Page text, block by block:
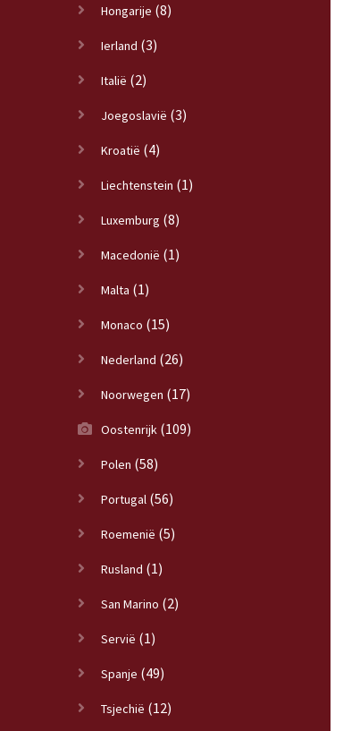
Hongarije (8)
Ierland (3)
Italië (2)
Joegoslavië (3)
Kroatië (4)
Liechtenstein (1)
Luxemburg (8)
Macedonië (1)
Malta (1)
Monaco (15)
Nederland (26)
Noorwegen (17)
Oostenrijk (109)
Polen (58)
Portugal (56)
Roemenië (5)
Rusland (1)
San Marino (2)
Servië (1)
Spanje (49)
Tsjechië (12)